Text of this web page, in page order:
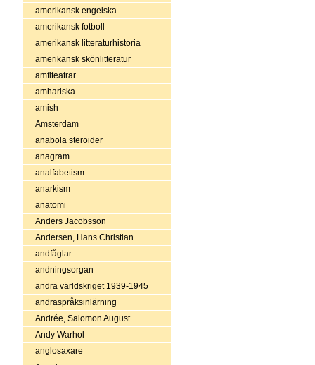
amerikansk engelska
amerikansk fotboll
amerikansk litteraturhistoria
amerikansk skönlitteratur
amfiteatrar
amhariska
amish
Amsterdam
anabola steroider
anagram
analfabetism
anarkism
anatomi
Anders Jacobsson
Andersen, Hans Christian
andfåglar
andningsorgan
andra världskriget 1939-1945
andraspråksinlärning
Andrée, Salomon August
Andy Warhol
anglosaxare